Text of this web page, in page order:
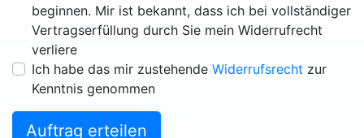
beginnen. Mir ist bekannt, dass ich bei vollständiger
Vertragserfüllung durch Sie mein Widerrufrecht
verliere
Ich habe das mir zustehende Widerrufsrecht zur
Kenntnis genommen
Auftrag erteilen